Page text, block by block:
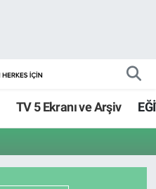
TV 5 Ekranı ve Arşiv